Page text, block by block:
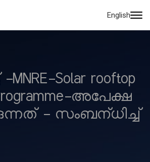
English
Solar rooftop
അപേക്ഷ
- സംബന്‌ധിച്ച്‌